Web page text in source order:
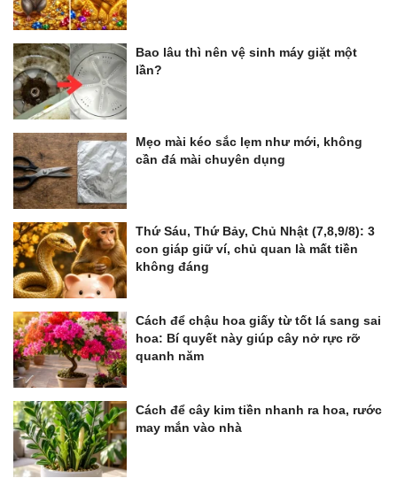
Bao lâu thì nên vệ sinh máy giặt một
lần?
Mẹo mài kéo sắc lẹm như mới, không
cần đá mài chuyên dụng
Thứ Sáu, Thứ Bảy, Chủ Nhật (7,8,9/8): 3
con giáp giữ ví, chủ quan là mất tiền
không đáng
Cách để chậu hoa giấy từ tốt lá sang sai
hoa: Bí quyết này giúp cây nở rực rỡ
quanh năm
Cách để cây kim tiền nhanh ra hoa, rước
may mắn vào nhà